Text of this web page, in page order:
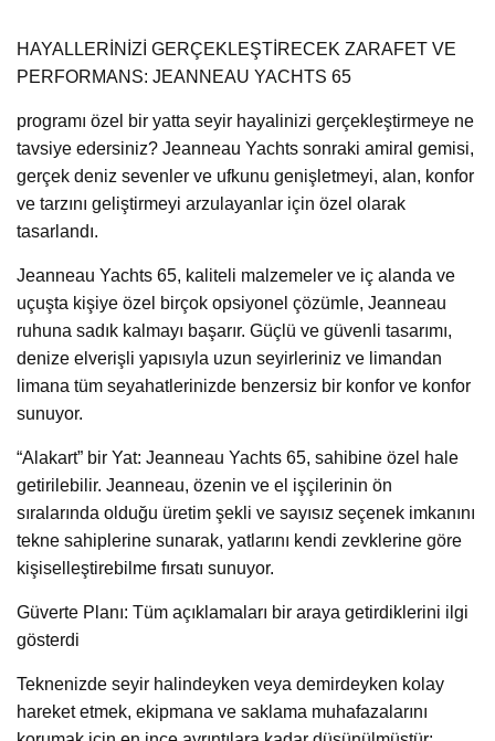
HAYALLERİNİZİ GERÇEKLEŞTİRECEK ZARAFET VE
PERFORMANS: JEANNEAU YACHTS 65
programı özel bir yatta seyir hayalinizi gerçekleştirmeye ne
tavsiye edersiniz? Jeanneau Yachts sonraki amiral gemisi,
gerçek deniz sevenler ve ufkunu genişletmeyi, alan, konfor
ve tarzını geliştirmeyi arzulayanlar için özel olarak
tasarlandı.
Jeanneau Yachts 65, kaliteli malzemeler ve iç alanda ve
uçuşta kişiye özel birçok opsiyonel çözümle, Jeanneau
ruhuna sadık kalmayı başarır. Güçlü ve güvenli tasarımı,
denize elverişli yapısıyla uzun seyirleriniz ve limandan
limana tüm seyahatlerinizde benzersiz bir konfor ve konfor
sunuyor.
“Alakart” bir Yat: Jeanneau Yachts 65, sahibine özel hale
getirilebilir. Jeanneau, özenin ve el işçilerinin ön
sıralarında olduğu üretim şekli ve sayısız seçenek imkanını
tekne sahiplerine sunarak, yatlarını kendi zevklerine göre
kişiselleştirebilme fırsatı sunuyor.
Güverte Planı: Tüm açıklamaları bir araya getirdiklerini ilgi
gösterdi
Teknenizde seyir halindeyken veya demirdeyken kolay
hareket etmek, ekipmana ve saklama muhafazalarını